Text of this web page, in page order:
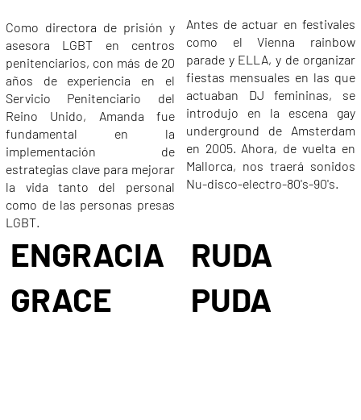
ENGRACIA
GRACE
RUDA
PUDA
Como directora de prisión y
asesora LGBT en centros
penitenciarios, con más de 20
años de experiencia en el
Servicio Penitenciario del
Reino Unido, Amanda fue
fundamental en la
implementación de
estrategias clave para mejorar
la vida tanto del personal
como de las personas presas
LGBT.
Antes de actuar en festivales
como el Vienna rainbow
parade y ELLA, y de organizar
fiestas mensuales en las que
actuaban DJ femininas, se
introdujo en la escena gay
underground de Amsterdam
en 2005. Ahora, de vuelta en
Mallorca, nos traerá sonidos
Nu-disco-electro-80's-90's.